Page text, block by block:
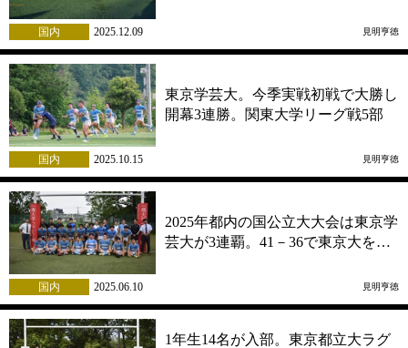
国内 2025.12.09 見明亨徳
東京学芸大。今季実戦初戦で大勝し
開幕3連勝。関東大学リーグ戦5部
国内 2025.10.15 見明亨徳
2025年都内の国公立大大会は東京学
芸大が3連覇。41－36で東京大を…
国内 2025.06.10 見明亨徳
1年生14名が入部。東京都立大ラグ